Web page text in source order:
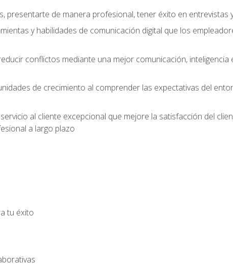
presentarte de manera profesional, tener éxito en entrevistas
y habilidades de comunicación digital que los
conflictos mediante una mejor comunicación, inteligencia
de crecimiento al comprender las expectativas del
al cliente excepcional que mejore la satisfacción del
a largo plazo
tu éxito